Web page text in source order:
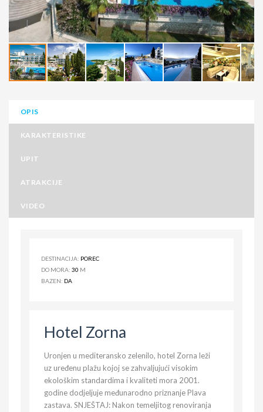
OPIS
KARAKTERISTIKE
UPIT
ATRAKCIJE
VIDEO
DESTINACIJA: POREC
DO MORA: 30 M
BAZEN: DA
Hotel Zorna
Uronjen u mediteransko zelenilo, hotel Zorna leži
uz uređenu plažu kojoj se zahvaljujući visokim
ekološkim standardima i kvaliteti mora 2001.
godine dodjeljuje međunarodno priznanje Plava
zastava. SNJEŠTAJ: Nakon temeljitog renoviranja